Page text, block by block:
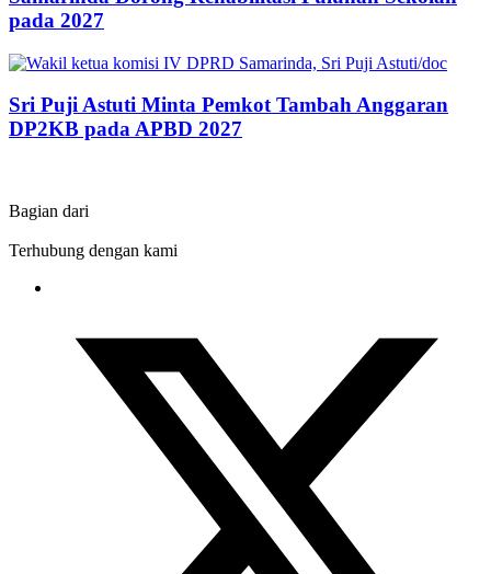
pada 2027
Sri Puji Astuti Minta Pemkot Tambah Anggaran
DP2KB pada APBD 2027
Bagian dari
Terhubung dengan kami